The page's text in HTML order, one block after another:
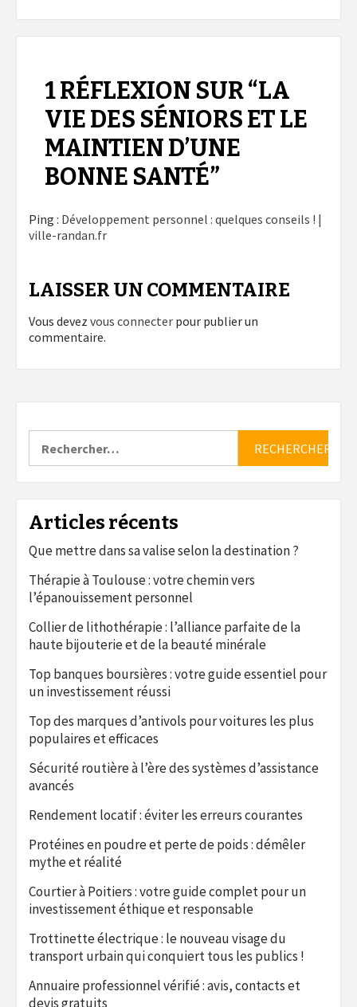
1 RÉFLEXION SUR “LA
VIE DES SÉNIORS ET LE
MAINTIEN D’UNE
BONNE SANTÉ”
Ping : Développement personnel : quelques conseils ! |
ville-randan.fr
LAISSER UN COMMENTAIRE
Vous devez vous connecter pour publier un
commentaire.
Articles récents
Que mettre dans sa valise selon la destination ?
Thérapie à Toulouse : votre chemin vers
l’épanouissement personnel
Collier de lithothérapie : l’alliance parfaite de la
haute bijouterie et de la beauté minérale
Top banques boursières : votre guide essentiel pour
un investissement réussi
Top des marques d’antivols pour voitures les plus
populaires et efficaces
Sécurité routière à l’ère des systèmes d’assistance
avancés
Rendement locatif : éviter les erreurs courantes
Protéines en poudre et perte de poids : démêler
mythe et réalité
Courtier à Poitiers : votre guide complet pour un
investissement éthique et responsable
Trottinette électrique : le nouveau visage du
transport urbain qui conquiert tous les publics !
Annuaire professionnel vérifié : avis, contacts et
devis gratuits